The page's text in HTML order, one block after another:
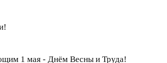
1 мая - Днём Весны и Труда!